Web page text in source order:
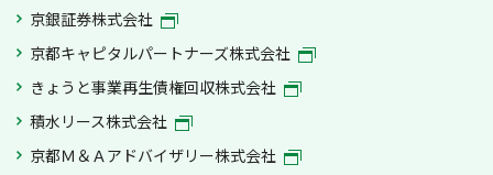
京銀証券株式会社
京都キャピタルパートナーズ株式会社
きょうと事業再生債権回収株式会社
積水リース株式会社
京都Ｍ＆Ａアドバイザリー株式会社